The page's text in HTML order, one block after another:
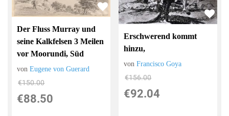
Der Fluss Murray und
seine Kalkfelsen 3 Meilen
vor Moorundi, Süd
vonEugene von Guerard
€150.00
€88.50
Erschwerend kommt
hinzu,
vonFrancisco Goya
€156.00
€92.04